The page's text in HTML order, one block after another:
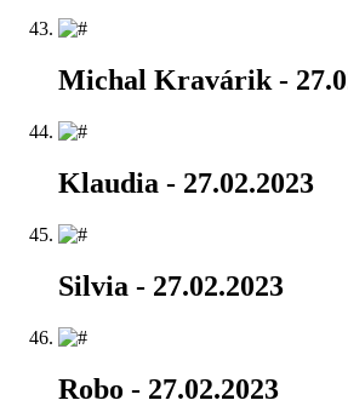
Michal Kravárik -
Klaudia - 27.02.2023
Silvia - 27.02.2023
Robo - 27.02.2023